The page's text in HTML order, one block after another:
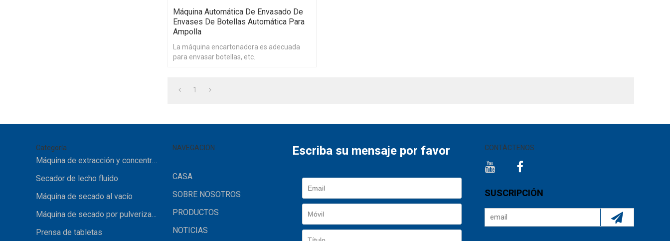
Máquina Automática De Envasado De
Envases De Botellas Automática Para
Ampolla
La máquina encartonadora es adecuada
para envasar botellas, etc.
1
Categoría
Máquina de extracción y concentración
Secador de lecho fluido
Máquina de secado al vacío
Máquina de secado por pulverización
Prensa de tabletas
NAVEGACIÓN
CASA
SOBRE NOSOTROS
PRODUCTOS
NOTICIAS
Escriba su mensaje por favor CONTÁCTENOS
SUSCRIPCIÓN